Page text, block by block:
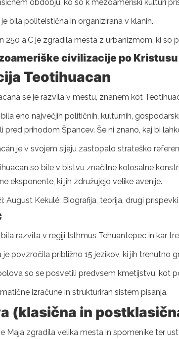
obdobju, ko so k mezoameriški kulturi
bila politeistična in organizirana v klanih.
250 a.C je zgradila mesta z urbanizmom, ki so
civilizacije po Kristusu
Teotihuacan
se je razvila v mestu, znanem kot
bila eno največjih političnih, kulturnih,
pred prihodom Špancev. Še ni znano, kaj bi
je v svojem sijaju zastopalo strateško
so bile v bistvu značilne kolosalne
eksponente, ki jih združujejo velike avenije.
August Kekulé: Biografija, teorija, drugi prispevki
razvita v regiji Isthmus Tehuantepec in kar
je povzročila približno 15 jezikov, ki jih trenutno
so se posvetili predvsem kmetijstvu, kot
izračune in strukturiran sistem pisanja.
(klasična in
Maja zgradila velika mesta in spomenike ter